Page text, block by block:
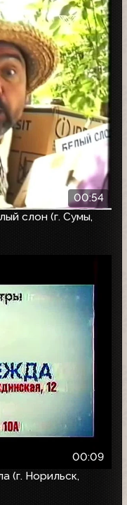
00:54
слон (г. Сумы,
00:09
(г. Норильск,